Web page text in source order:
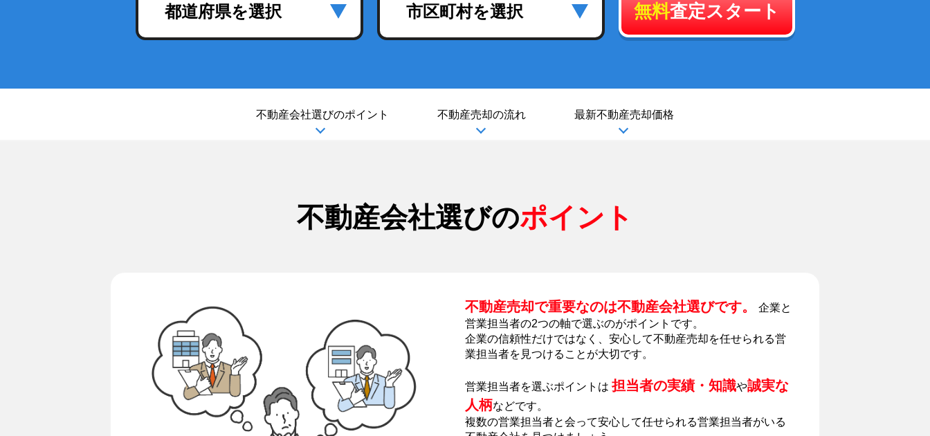
都道府県を選択 市区町村を選択 無料査定スタート
不動産会社選びのポイント 不動産売却の流れ 最新不動産売却価格
不動産会社選びのポイント
不動産売却で重要なのは不動産会社選びです。
企業と
営業担当者の2つの軸で選ぶのがポイントです。
企業の信頼性だけではなく、安心して不動産売却を任せられる営
業担当者を見つけることが大切です。
営業担当者を選ぶポイントは 担当者の実績・知識や誠実な
人柄などです。
複数の営業担当者と会って安心して任せられる営業担当者がいる